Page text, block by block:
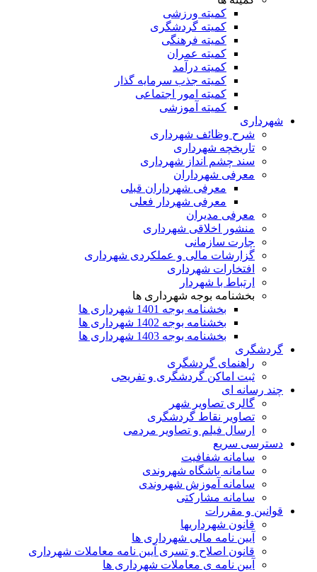
کمیته ورزشی
کمیته گردشگری
کمیته فرهنگی
کمیته عمران
کمیته درآمد
کمیته جذب سرمایه گذار
کمیته امور اجتماعی
کمیته آموزشی
شهرداری
شرح وظائف شهرداری
تاریخچه شهرداری
سند چشم انداز شهرداری
معرفی شهرداران
معرفی شهرداران قبلی
معرفی شهردار فعلی
معرفی مدیران
منشور اخلاقی شهرداری
چارت سازمانی
گزارشات مالی و عملکردی شهرداری
افتخارات شهرداری
ارتباط با شهردار
بخشنامه بوجه شهرداری ها
بخشنامه بوجه 1401 شهرداری ها
بخشنامه بوجه 1402 شهرداری ها
بخشنامه بوجه 1403 شهرداری ها
گردشگری
راهنمای گردشگری
ثبت اماکن گردشگری و تفریحی
چند رسانه ای
گالری تصاویر شهر
تصاویر نقاط گردشگری
ارسال فیلم و تصاویر مردمی
دسترسی سریع
سامانه شفافیت
سامانه باشگاه شهروندی
سامانه آموزش شهروندی
سامانه مشارکتی
قوانین و مقررات
قانون شهرداریها
آیین نامه مالی شهرداری ها
قانون اصلاح و تسری آیین نامه معاملات شهرداری
آیین نامه ی معاملات شهرداری ها